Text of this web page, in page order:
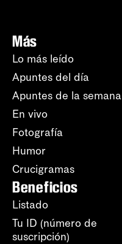
Más
Lo más leído
Apuntes del día
Apuntes de la semana
En vivo
Fotografía
Humor
Crucigramas
Beneficios
Listado
Tu ID (número de
suscripción)